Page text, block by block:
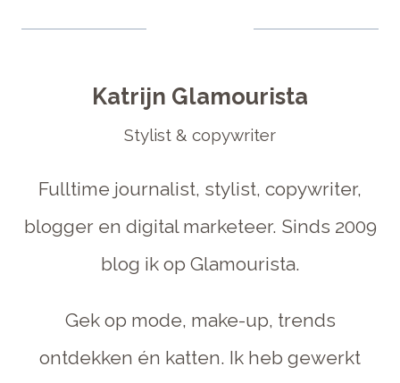
Katrijn Glamourista
Stylist & copywriter
Fulltime journalist, stylist, copywriter,
blogger en digital marketeer. Sinds 2009
blog ik op Glamourista.
Gek op mode, make-up, trends
ontdekken én katten. Ik heb gewerkt